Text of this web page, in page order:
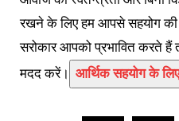
रखने के लिए हम आपसे सहयोग की
सरोकार आपको प्रभावित करते हैं
मदद करें। आर्थिक सहयोग के